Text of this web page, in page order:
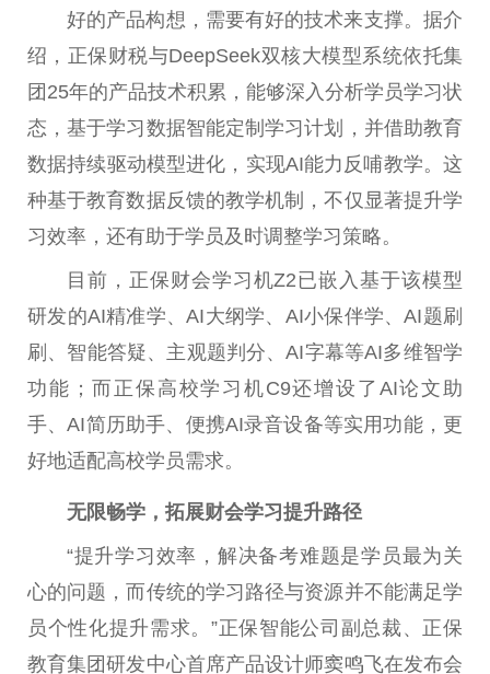
好的产品构想，需要有好的技术来支撑。据介
绍，正保财税与DeepSeek双核大模型系统依托集
团25年的产品技术积累，能够深入分析学员学习状
态，基于学习数据智能定制学习计划，并借助教育
数据持续驱动模型进化，实现AI能力反哺教学。这
种基于教育数据反馈的教学机制，不仅显著提升学
习效率，还有助于学员及时调整学习策略。
目前，正保财会学习机Z2已嵌入基于该模型
研发的AI精准学、AI大纲学、AI小保伴学、AI题刷
刷、智能答疑、主观题判分、AI字幕等AI多维智学
功能；而正保高校学习机C9还增设了AI论文助
手、AI简历助手、便携AI录音设备等实用功能，更
好地适配高校学员需求。
无限畅学，拓展财会学习提升路径
“提升学习效率，解决备考难题是学员最为关
心的问题，而传统的学习路径与资源并不能满足学
员个性化提升需求。”正保智能公司副总裁、正保
教育集团研发中心首席产品设计师窦鸣飞在发布会